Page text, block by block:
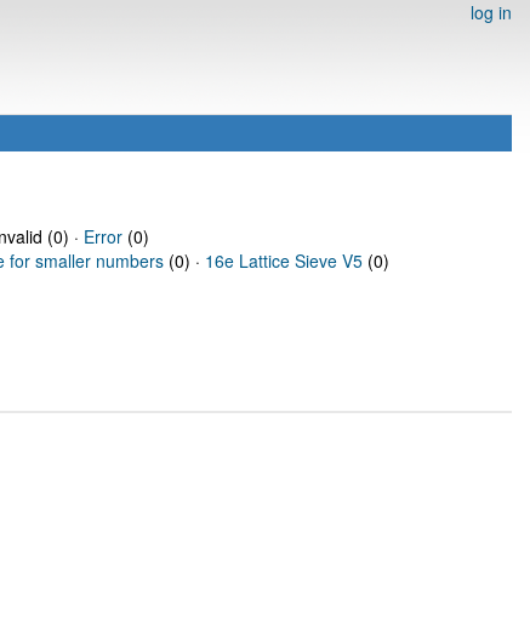
log in
(0) · Error(0)
for smaller numbers (0) · 16e Lattice Sieve V5 (0)